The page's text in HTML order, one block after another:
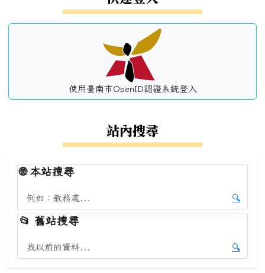
使用臺南市OpenID認證系統登入
站內搜尋
🌐本站搜尋
搜尋本站內容
🔍
開始本
📂 舊站搜尋
搜尋舊站內容
🔍
開始舊